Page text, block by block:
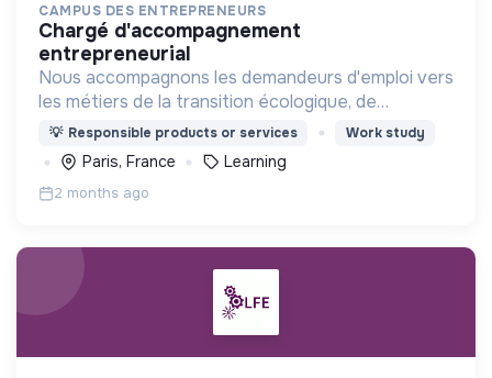
CAMPUS DES ENTREPRENEURS
chargé d'accompagnement
entrepreneurial
Nous accompagnons les demandeurs d'emploi vers
les métiers de la transition écologique, de
l'entrepreneuriat à impact, et des métiers du BIM.
💡 Responsible products or services Work study
Paris, France Learning
2 months ago